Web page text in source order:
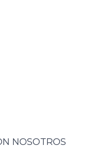
NOSOTROS